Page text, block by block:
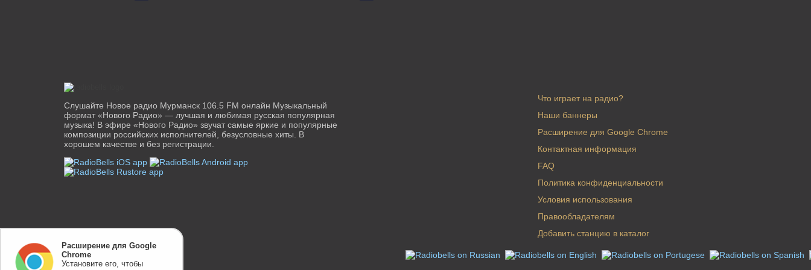
Чебоксары 95.4 FM
Слушайте Новое радио Мурманск 106.5 FM онлайн Музыкальный
формат «Нового Радио» — лучшая и любимая русская популярная
музыка! В эфире «Нового Радио» звучат самые яркие и популярные
композиции российских исполнителей, безусловные хиты. В
хорошем качестве и без регистрации.
Что играет на радио?
Наши баннеры
Расширение для Google Chrome
Контактная информация
FAQ
Политика конфиденциальности
Условия использования
Правообладателям
Добавить станцию в каталог
Расширение для Google
Chrome
Установите его, чтобы